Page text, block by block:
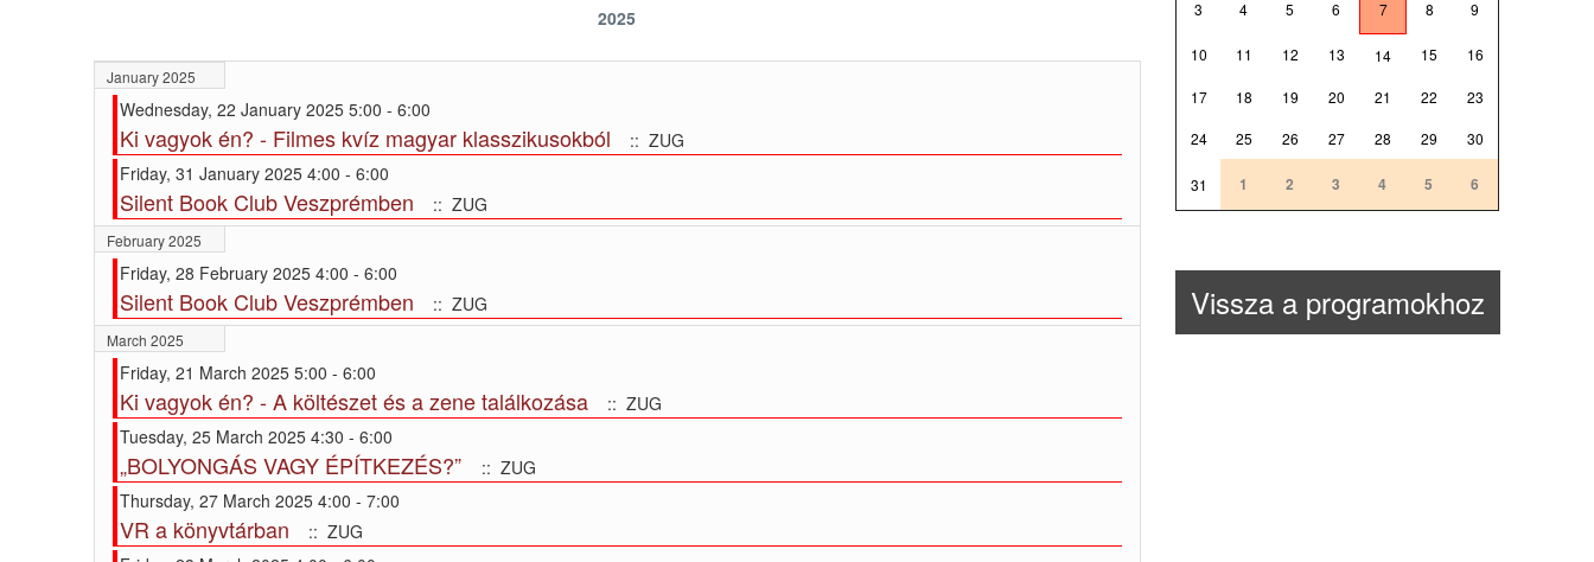
2025
January 2025
Wednesday, 22 January 2025 5:00 - 6:00
Ki vagyok én? - Filmes kvíz magyar klasszikusokból
:: ZUG
Friday, 31 January 2025 4:00 - 6:00
Silent Book Club Veszprémben :: ZUG
February 2025
Friday, 28 February 2025 4:00 - 6:00
Silent Book Club Veszprémben :: ZUG
March 2025
Friday, 21 March 2025 5:00 - 6:00
Ki vagyok én? - A költészet és a zene találkozása
:: ZUG
Tuesday, 25 March 2025 4:30 - 6:00
„BOLYONGÁS VAGY ÉPÍTKEZÉS?”
:: ZUG
Thursday, 27 March 2025 4:00 - 7:00
VR a könyvtárban
:: ZUG
3 4 5 6 7 8 9
10 11 12 13 14 15 16
17 18 19 20 21 22 23
24 25 26 27 28 29 30
31 1 2 3 4 5 6
Vissza a programokhoz